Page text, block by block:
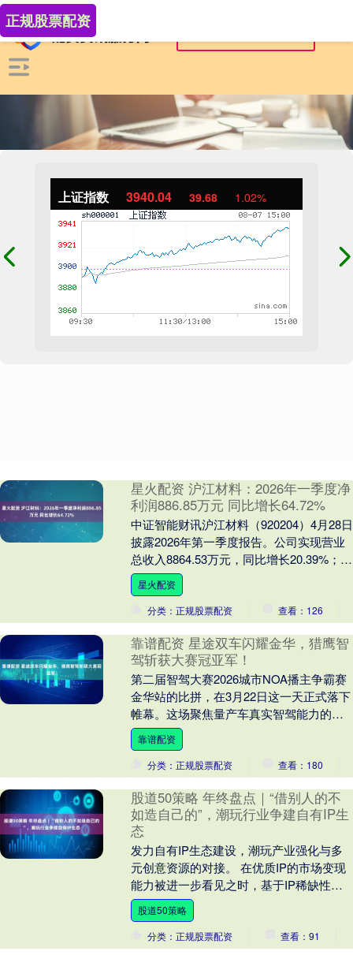
上证指数 3940.04 39.68 1.02%
正规股票配资
星火配资 沪江材料：2026年一季度净
利润886.85万元 同比增长64.72%
中证智能财讯沪江材料（920204）4月28日
披露2026年第一季度报告。公司实现营业
总收入8864.53万元，同比增长20.39%；归
母净利润886.85万元....
星火配资
分类：正规股票配资
查看：126
靠谱配资 星途双车闪耀金华，猎鹰智
驾斩获大赛冠亚军！
第二届智驾大赛2026城市NOA播主争霸赛
金华站的比拼，在3月22日这一天正式落下
帷幕。这场聚焦量产车真实智驾能力的公
开赛，汇集了众多主流品牌的当红车型，
在真实....
靠谱配资
分类：正规股票配资
查看：180
股道50策略 年终盘点｜“借别人的不
如造自己的”，潮玩行业争建自有IP生
态
发力自有IP生态建设，潮玩产业强化与多
元创意资源的对接。 在优质IP的市场变现
能力被进一步看见之时，基于IP稀缺性和
市场热度，优质IP供应商在产业链的议价
能力得....
股道50策略
分类：正规股票配资
查看：91